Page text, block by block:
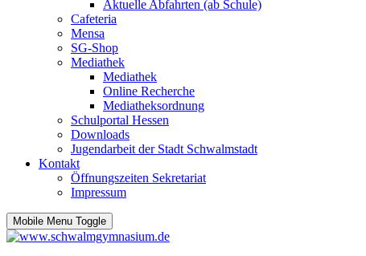
Aktuelle Abfahrten (ab Schule)
Cafeteria
Mensa
SG-Shop
Mediathek
Mediathek
Online Recherche
Mediatheksordnung
Schulportal Hessen
Downloads
Jugendarbeit der Stadt Schwalmstadt
Kontakt
Öffnungszeiten Sekretariat
Impressum
Mobile Menu Toggle